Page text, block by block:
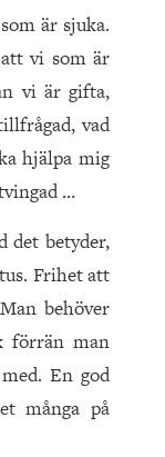
är sjuka.
vi som är
vi är gifta,
vad
hjälpa mig
…
det betyder,
Frihet att
behöver
förrän man
En god
många på